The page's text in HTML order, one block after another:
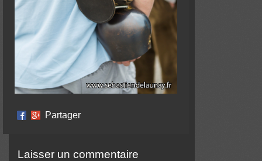
Partager
Laisser un commentaire